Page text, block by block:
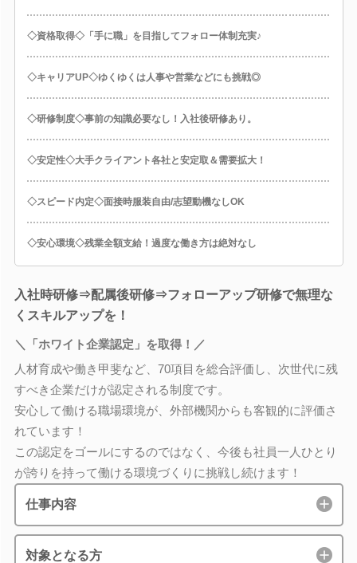
◇資格取得◇「手に職」を目指してフォロー体制充実♪
◇キャリアUP◇ゆくゆくは人事や営業などにも挑戦◎
◇研修制度◇事前の知識必要なし！入社後研修あり。
◇安定性◇大手クライアント各社と安定取＆需要拡大！
◇スピード内定◇面接時服装自由/志望動機なしOK
◇安心環境◇残業全額支給！過度な働き方は絶対なし
入社時研修⇒配属後研修⇒フォローアップ研修で無理な
くスキルアップを！
＼「ホワイト企業認定」を取得！／
人材育成や働き甲斐など、70項目を総合評価し、次世代に残
すべき企業だけが認定される制度です。
安心して働ける職場環境が、外部機関からも客観的に評価さ
れています！
この認定をゴールにするのではなく、今後も社員一人ひとり
が誇りを持って働ける環境づくりに挑戦し続けます！
仕事内容
対象となる方